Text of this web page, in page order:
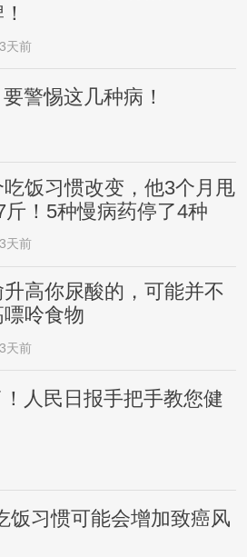
3天前
警惕这几种病！
吃饭习惯改变，他3个月甩
斤！5种慢病药停了4种
3天前
升高你尿酸的，可能并不
嘌呤食物
3天前
！人民日报手把手教您健
饭习惯可能会增加致癌风